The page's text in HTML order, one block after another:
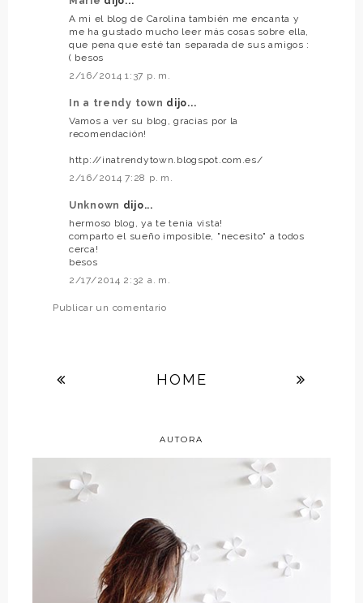
A mi el blog de Carolina también me encanta y
me ha gustado mucho leer más cosas sobre ella,
que pena que esté tan separada de sus amigos :
( besos
2/16/2014 1:37 p. m.
In a trendy town dijo...
Vamos a ver su blog, gracias por la
recomendación!
http://inatrendytown.blogspot.com.es/
2/16/2014 7:28 p. m.
Unknown dijo...
hermoso blog, ya te tenia vista!
comparto el sueño imposible, "necesito" a todos
cerca!
besos
2/17/2014 2:32 a. m.
Publicar un comentario
HOME
AUTORA